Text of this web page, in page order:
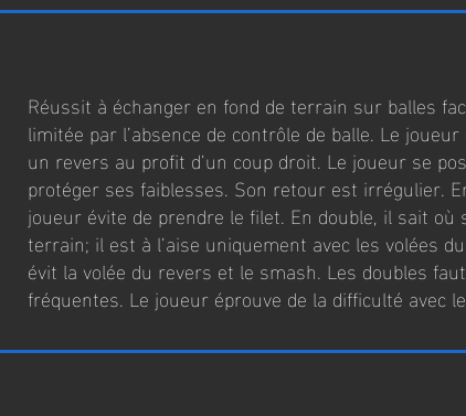
Réussit à échanger en fond de terrain sur balles
limitée par l’absence de contrôle de balle. Le
un revers au profit d’un coup droit. Le joueur se
protéger ses faiblesses. Son retour est irrégulier.
joueur évite de prendre le filet. En double, il sait où
terrain; il est à l’aise uniquement avec les volées
évit la volée du revers et le smash. Les doubles
fréquentes. Le joueur éprouve de la difficulté avec